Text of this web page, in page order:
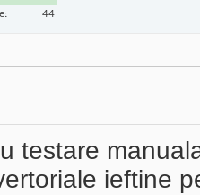
44
testare
ieftine